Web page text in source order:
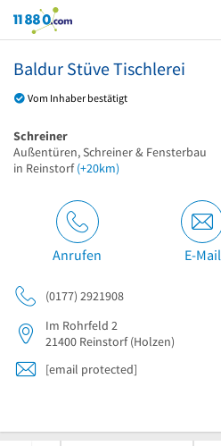
11880.com
Baldur Stüve Tischlerei
Vom Inhaber bestätigt
Schreiner
Außentüren, Schreiner & Fensterbau
in Reinstorf(+20km)
Anrufen E-Mail
(0177) 2921908
Im Rohrfeld 2
21400 Reinstorf(Holzen)
[email protected]